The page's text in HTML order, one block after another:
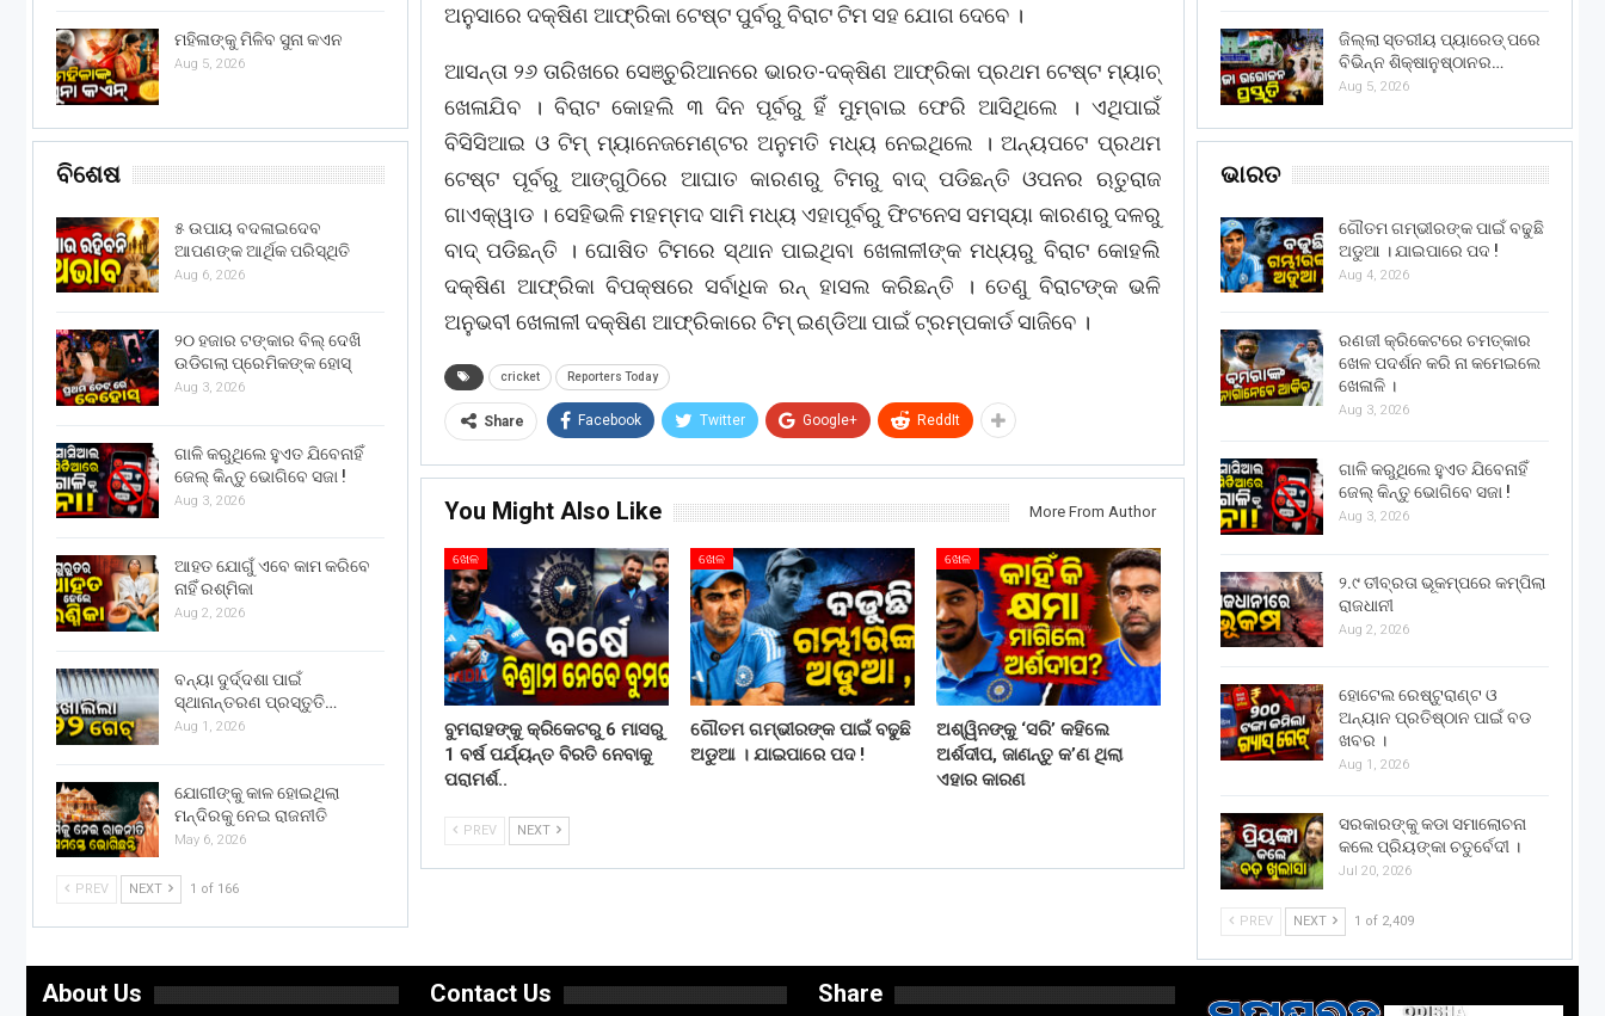
ଅନୁସାରେ ଦକ୍ଷିଣ ଆଫ୍ରିକା ଟେଷ୍ଟ ପୁର୍ବରୁ ବିରାଟ ଟିମ ସହ ଯୋଗ ଦେବେ ।
ଆସନ୍ତା ୨୬ ତାରିଖରେ ସେଞ୍ଚୁରିଆନରେ ଭାରତ-ଦକ୍ଷିଣ ଆଫ୍ରିକା ପ୍ରଥମ ଟେଷ୍ଟ ମ୍ୟାଚ୍
ଖେଳାଯିବ । ବିରାଟ କୋହଲି ୩ ଦିନ ପୂର୍ବରୁ ହିଁ ମୁମ୍ବାଇ ଫେରି ଆସିଥିଲେ । ଏଥିପାଇଁ
ବିସିସିଆଇ ଓ ଟିମ୍ ମ୍ୟାନେଜମେଣ୍ଟର ଅନୁମତି ମଧ୍ୟ ନେଇଥିଲେ । ଅନ୍ୟପଟେ ପ୍ରଥମ
ଟେଷ୍ଟ ପୂର୍ବରୁ ଆଙ୍ଗୁଠିରେ ଆଘାତ କାରଣରୁ ଟିମରୁ ବାଦ୍ ପଡିଛନ୍ତି ଓପନର ଋତୁରାଜ
ଗାଏକ୍ୱାଡ । ସେହିଭଳି ମହମ୍ମଦ ସାମି ମଧ୍ୟ ଏହାପୂର୍ବରୁ ଫିଟନେସ ସମସ୍ୟା କାରଣରୁ ଦଳରୁ
ବାଦ୍ ପଡିଛନ୍ତି । ଘୋଷିତ ଟିମରେ ସ୍ଥାନ ପାଇଥିବା ଖେଳାଳୀଙ୍କ ମଧ୍ୟରୁ ବିରାଟ କୋହଲି
ଦକ୍ଷିଣ ଆଫ୍ରିକା ବିପକ୍ଷରେ ସର୍ବାଧିକ ରନ୍ ହାସଲ କରିଛନ୍ତି । ତେଣୁ ବିରାଟଙ୍କ ଭଳି
ଅନୁଭବୀ ଖେଳାଳୀ ଦକ୍ଷିଣ ଆଫ୍ରିକାରେ ଟିମ୍ ଇଣ୍ଡିଆ ପାଇଁ ଟ୍ରମ୍ପକାର୍ଡ ସାଜିବେ ।
cricket Reporters Today
Share Facebook Twitter Google+ ReddIt
You Might Also Like More From Author
ଖେଳ
ବୁମରାହଙ୍କୁ କ୍ରିକେଟରୁ 6 ମାସରୁ
1 ବର୍ଷ ପର୍ଯ୍ୟନ୍ତ ବିରତି ନେବାକୁ
ପରାମର୍ଶ..
ଖେଳ
ଗୌତମ ଗମ୍ଭୀରଙ୍କ ପାଇଁ ବଢୁଛି
ଅଡୁଆ । ଯାଇପାରେ ପଦ !
ଖେଳ
ଅଶ୍ୱିନଙ୍କୁ ‘ସରି’ କହିଲେ
ଅର୍ଶଦୀପ, ଜାଣନ୍ତୁ କ’ଣ ଥିଲା
ଏହାର କାରଣ
PREV NEXT
ଜିଲ୍ଲା ସ୍ତରୀୟ ପ୍ୟାରେଡ୍ ପରେ
ବିଭିନ୍ନ ଶିକ୍ଷାନୁଷ୍ଠାନର…
Aug 5, 2026
ଭାରତ
ଗୌତମ ଗମ୍ଭୀରଙ୍କ ପାଇଁ ବଢୁଛି
ଅଡୁଆ । ଯାଇପାରେ ପଦ !
Aug 4, 2026
ରଣଜୀ କ୍ରିକେଟରେ ଚମତ୍କାର
ଖେଳ ପଦର୍ଶନ କରି ନା କମେଇଲେ
ଖେଳାଳି ।
Aug 3, 2026
ଗାଳି କରୁଥିଲେ ହୁଏତ ଯିବେନାହିଁ
ଜେଲ୍ କିନ୍ତୁ ଭୋଗିବେ ସଜା !
Aug 3, 2026
୨.୯ ତୀବ୍ରତା ଭୂକମ୍ପରେ କମ୍ପିଲା
ରାଜଧାନୀ
Aug 2, 2026
ହୋଟେଲ ରେଷ୍ଟୁରାଣ୍ଟ ଓ
ଅନ୍ୟାନ ପ୍ରତିଷ୍ଠାନ ପାଇଁ ବଡ
ଖବର ।
Aug 1, 2026
ସରକାରଙ୍କୁ କଡା ସମାଲୋଚନା
କଲେ ପ୍ରିୟଙ୍କା ଚତୁର୍ବେଦୀ ।
Jul 20, 2026
PREV NEXT 1 of 2,409
ମହିଳାଙ୍କୁ ମିଳିବ ସୁନା କଏନ
Aug 5, 2026
ବିଶେଷ
୫ ଉପାୟ ବଦଳାଇଦେବ
ଆପଣଙ୍କ ଆର୍ଥିକ ପରିସ୍ଥିତି
Aug 6, 2026
୨୦ ହଜାର ଟଙ୍କାର ବିଲ୍ ଦେଖି
ଉଡିଗଲା ପ୍ରେମିକଙ୍କ ହୋସ୍
Aug 3, 2026
ଗାଳି କରୁଥିଲେ ହୁଏତ ଯିବେନାହିଁ
ଜେଲ୍ କିନ୍ତୁ ଭୋଗିବେ ସଜା !
Aug 3, 2026
ଆହତ ଯୋଗୁଁ ଏବେ କାମ କରିବେ
ନାହିଁ ରଶ୍ମିକା
Aug 2, 2026
ବନ୍ୟା ଦୁର୍ଦ୍ଦଶା ପାଇଁ
ସ୍ଥାନାନ୍ତରଣ ପ୍ରସ୍ତୁତି…
Aug 1, 2026
ଯୋଗୀଙ୍କୁ କାଳ ହୋଇଥିଲା
ମନ୍ଦିରକୁ ନେଇ ରାଜନୀତି
May 6, 2026
PREV NEXT 1 of 166
About Us Contact Us Share